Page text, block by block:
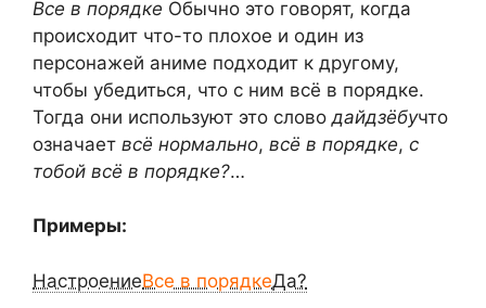
Все в порядке Обычно это говорят, когда
происходит что-то плохое и один из
персонажей аниме подходит к другому,
чтобы убедиться, что с ним всё в порядке.
Тогда они используют это слово дайдзёбучто
означает всё нормально, всё в порядке, с
тобой всё в порядке?…
Примеры:
НастроениеВсе в порядкеДа?